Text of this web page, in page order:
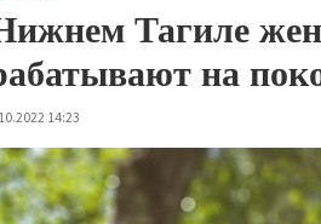
Тагиле
на
14:23